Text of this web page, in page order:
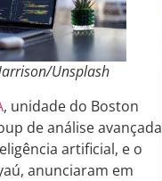
Unsplash
, unidade do Boston
de análise avançada
artificial, e o
anunciaram em